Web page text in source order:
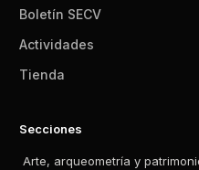
Boletín SECV
Actividades
Tienda
Secciones
Arte, arqueometría y